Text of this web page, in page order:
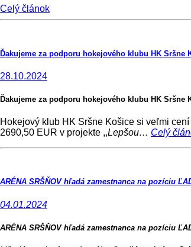
Celý článok
Ďakujeme za podporu hokejového klubu HK Sršne
28.10.2024
Ďakujeme za podporu hokejového klubu HK Sršne
Hokejový klub HK Sršne Košice si veľmi
2690,50 EUR v projekte ,,Lepšou… Celý
ARÉNA SRŠŇOV hľadá zamestnanca na pozíciu
04.01.2024
ARÉNA SRŠŇOV hľadá zamestnanca na pozíciu